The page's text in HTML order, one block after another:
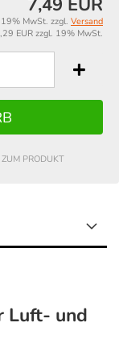
7,49 EUR
MwSt. zzgl. Versand
EUR zzgl. 19% MwSt.
ZUM PRODUKT
Luft- und